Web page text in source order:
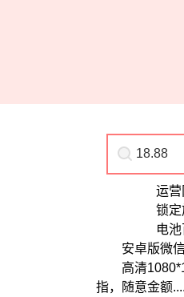
运营
锁定
电
安卓版微
高清
指，随意金额